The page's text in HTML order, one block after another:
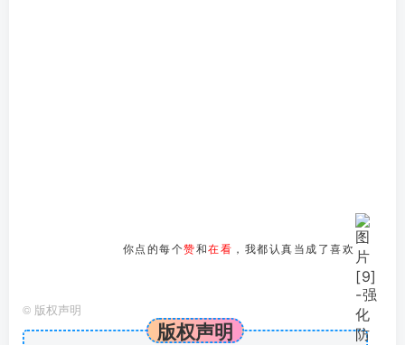
你点的每个赞和在看 ，我都认真当成了喜欢
© 版权声明
版权声明